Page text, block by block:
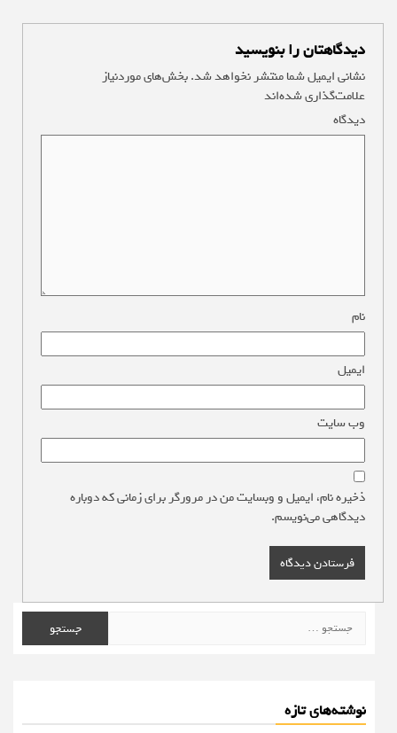
دیدگاهتان را بنویسید
نشانی ایمیل شما منتشر نخواهد شد.بخش‌های موردنیاز
علامت‌گذاری شده‌اند
دیدگاه
نام
ایمیل
وب‌ سایت
ذخیره نام، ایمیل و وبسایت من در مرورگر برای زمانی که دوباره
دیدگاهی می‌نویسم.
برای:
نوشته‌های تازه